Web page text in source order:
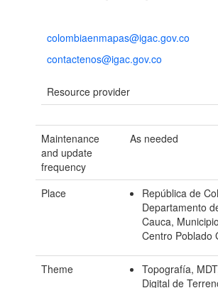
colombiaenmapas@igac.gov.co
contactenos@igac.gov.co
Resource provider
Maintenance
and update
frequency
As needed
Place
República de
Departamento
Cauca,
Centro Poblado
Theme
Topografía,
Digital de